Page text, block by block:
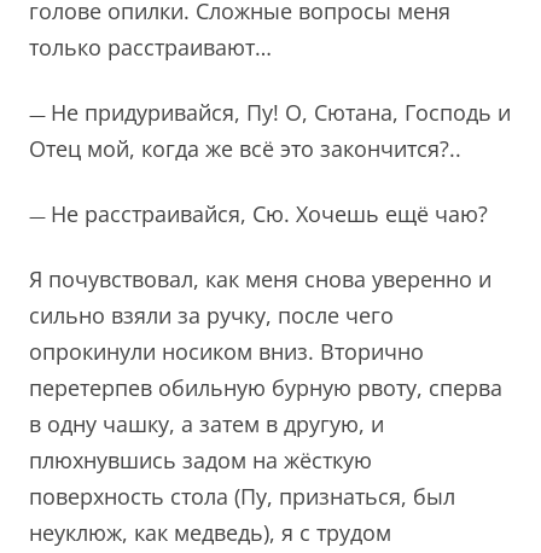
голове опилки. Сложные вопросы меня
только расстраивают…
— Не придуривайся, Пу! О, Сютана, Господь и
Отец мой, когда же всё это закончится?..
— Не расстраивайся, Сю. Хочешь ещё чаю?
Я почувствовал, как меня снова уверенно и
сильно взяли за ручку, после чего
опрокинули носиком вниз. Вторично
перетерпев обильную бурную рвоту, сперва
в одну чашку, а затем в другую, и
плюхнувшись задом на жёсткую
поверхность стола (Пу, признаться, был
неуклюж, как медведь), я с трудом